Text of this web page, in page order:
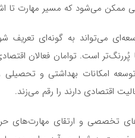
ممکن می‌شود که مسیر مهارت تا
می‌تواند به گونه‌ای
پُررنگ‌تر است. توامان فعالان
امکانات بهداشتی و تحصیلی
اقتصادی دارند را رقم می‌زند.
تخصصی و ارتقای مهارت‌های